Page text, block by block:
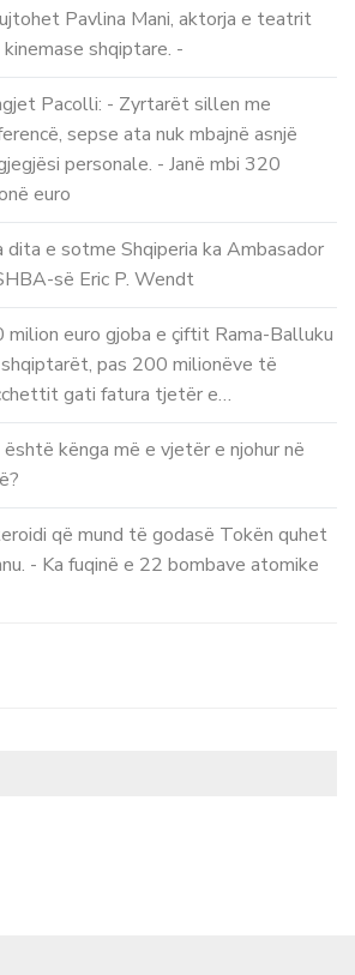
Pavlina Mani, aktorja e teatrit
kinemase shqiptare. -
Pacolli: - Zyrtarët sillen me
sepse ata nuk mbajnë asnjë
personale. - Janë mbi 320
euro
dita e sotme Shqiperia ka Ambasador
së Eric P. Wendt
milion euro gjoba e çiftit Rama-Balluku
pas 200 milionëve të
gati fatura tjetër e…
është kënga më e vjetër e njohur në
që mund të godasë Tokën quhet
- Ka fuqinë e 22 bombave atomike